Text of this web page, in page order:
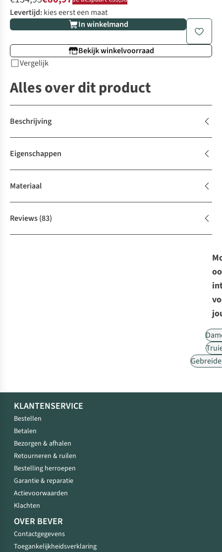
Levertijd:kies eerst een maat
In winkelmand
Bekijk winkelvoorraad
Vergelijk
Alles over dit product
Beschrijving
Eigenschappen
Materiaal
Reviews(83)
KLANTENSERVICE
Bestellen
Betalen
Bezorgen & afhalen
Retourneren & ruilen
Bestelling herroepen
Garantie & reparatie
Actievoorwaarden
Klachten
OVER BEVER
Contactgegevens
Toegankelijkheidsverklaring